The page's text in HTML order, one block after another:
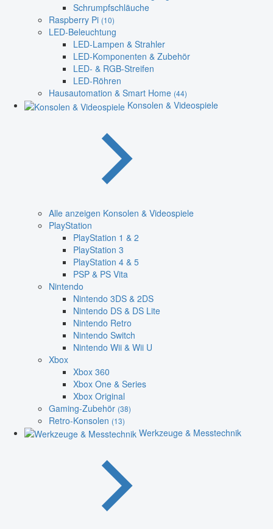
Schrumpfschläuche
Raspberry Pi (10)
LED-Beleuchtung
LED-Lampen & Strahler
LED-Komponenten & Zubehör
LED- & RGB-Streifen
LED-Röhren
Hausautomation & Smart Home (44)
Konsolen & Videospiele
Alle anzeigen Konsolen & Videospiele
PlayStation
PlayStation 1 & 2
PlayStation 3
PlayStation 4 & 5
PSP & PS Vita
Nintendo
Nintendo 3DS & 2DS
Nintendo DS & DS Lite
Nintendo Retro
Nintendo Switch
Nintendo Wii & Wii U
Xbox
Xbox 360
Xbox One & Series
Xbox Original
Gaming-Zubehör (38)
Retro-Konsolen (13)
Werkzeuge & Messtechnik